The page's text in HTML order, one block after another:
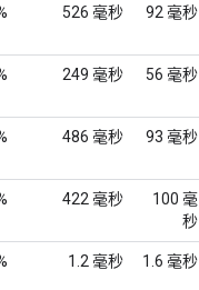
526 毫秒 92 毫秒
249 毫秒 56 毫秒
486 毫秒 93 毫秒
422 毫秒
100 毫
秒
1.2 毫秒 1.6 毫秒